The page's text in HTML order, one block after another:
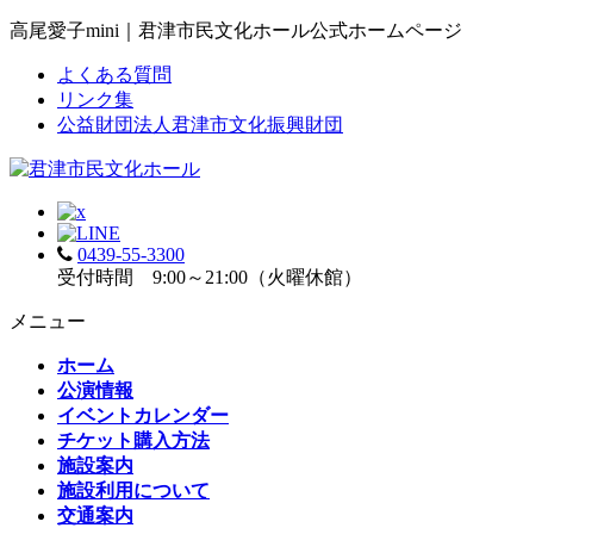
高尾愛子mini｜君津市民文化ホール公式ホームページ
よくある質問
リンク集
公益財団法人君津市文化振興財団
0439-55-3300
受付時間 9:00～21:00（火曜休館）
メニュー
ホーム
公演情報
イベントカレンダー
チケット購入方法
施設案内
施設利用について
交通案内